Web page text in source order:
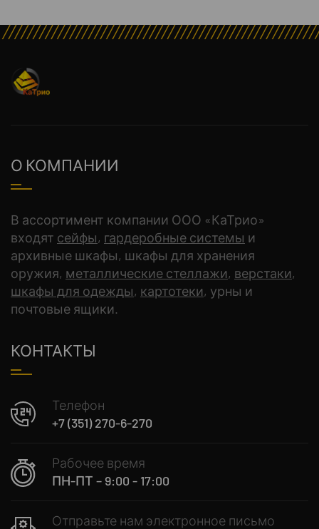
О КОМПАНИИ
В ассортимент компании ООО «КаТрио»
входят сейфы, гардеробные системы и
архивные шкафы, шкафы для хранения
оружия, металлические стеллажи, верстаки,
шкафы для одежды, картотеки, урны и
почтовые ящики.
КОНТАКТЫ
Телефон
+7 (351) 270-6-270
Рабочее время
ПН-ПТ – 9:00 - 17:00
Отправьте нам электронное письмо